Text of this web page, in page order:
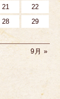
21
22
28
29
9月 »